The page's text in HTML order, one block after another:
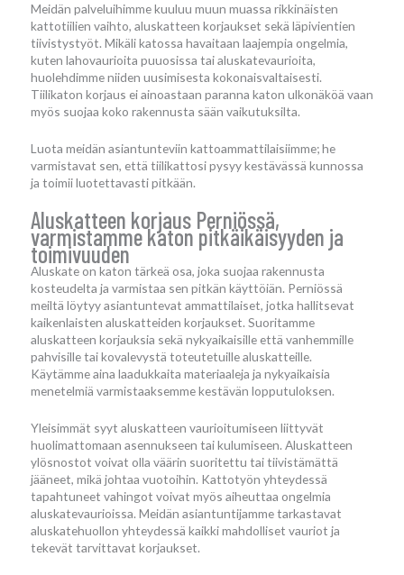
Meidän palveluihimme kuuluu muun muassa rikkinäisten
kattotiilien vaihto, aluskatteen korjaukset sekä läpivientien
tiivistystyöt. Mikäli katossa havaitaan laajempia ongelmia,
kuten lahovaurioita puuosissa tai aluskatevaurioita,
huolehdimme niiden uusimisesta kokonaisvaltaisesti.
Tiilikaton korjaus ei ainoastaan paranna katon ulkonäköä vaan
myös suojaa koko rakennusta sään vaikutuksilta.
Luota meidän asiantunteviin kattoammattilaisiimme; he
varmistavat sen, että tiilikattosi pysyy kestävässä kunnossa
ja toimii luotettavasti pitkään.
Aluskatteen korjaus Perniössä,
varmistamme katon pitkäikäisyyden ja
toimivuuden
Aluskate on katon tärkeä osa, joka suojaa rakennusta
kosteudelta ja varmistaa sen pitkän käyttöiän. Perniössä
meiltä löytyy asiantuntevat ammattilaiset, jotka hallitsevat
kaikenlaisten aluskatteiden korjaukset. Suoritamme
aluskatteen korjauksia sekä nykyaikaisille että vanhemmille
pahvisille tai kovalevystä toteutetuille aluskatteille.
Käytämme aina laadukkaita materiaaleja ja nykyaikaisia
menetelmiä varmistaaksemme kestävän lopputuloksen.
Yleisimmät syyt aluskatteen vaurioitumiseen liittyvät
huolimattomaan asennukseen tai kulumiseen. Aluskatteen
ylösnostot voivat olla väärin suoritettu tai tiivistämättä
jääneet, mikä johtaa vuotoihin. Kattotyön yhteydessä
tapahtuneet vahingot voivat myös aiheuttaa ongelmia
aluskatevaurioissa. Meidän asiantuntijamme tarkastavat
aluskatehuollon yhteydessä kaikki mahdolliset vauriot ja
tekevät tarvittavat korjaukset.